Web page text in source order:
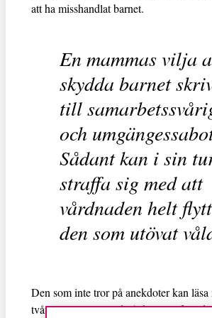
att ha misshandlat barnet.
En mammas vilja
skydda barnet
till
och
Sådant kan i sin
straffa sig med att
vårdnaden helt
den som utövat
Den som inte tror på anekdoter kan läsa
tvångsumgänge med våldsamma